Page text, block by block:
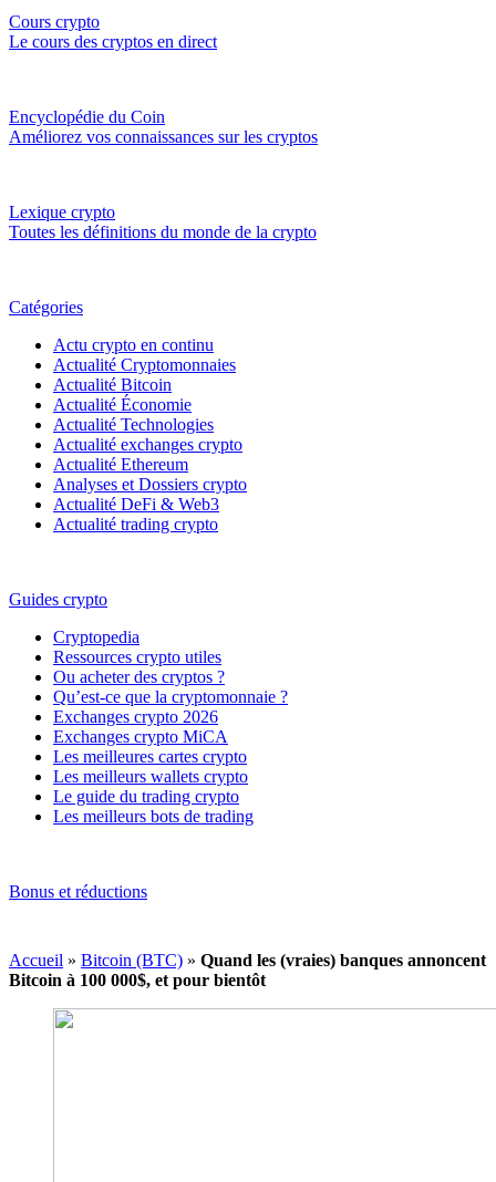
Cours crypto
Le cours des cryptos en direct
Encyclopédie du Coin
Améliorez vos connaissances sur les cryptos
Lexique crypto
Toutes les définitions du monde de la crypto
Catégories
Actu crypto en continu
Actualité Cryptomonnaies
Actualité Bitcoin
Actualité Économie
Actualité Technologies
Actualité exchanges crypto
Actualité Ethereum
Analyses et Dossiers crypto
Actualité DeFi & Web3
Actualité trading crypto
Guides crypto
Cryptopedia
Ressources crypto utiles
Ou acheter des cryptos ?
Qu’est-ce que la cryptomonnaie ?
Exchanges crypto 2026
Exchanges crypto MiCA
Les meilleures cartes crypto
Les meilleurs wallets crypto
Le guide du trading crypto
Les meilleurs bots de trading
Bonus et réductions
Accueil » Bitcoin (BTC) » Quand les (vraies) banques annoncent
Bitcoin à 100 000$, et pour bientôt